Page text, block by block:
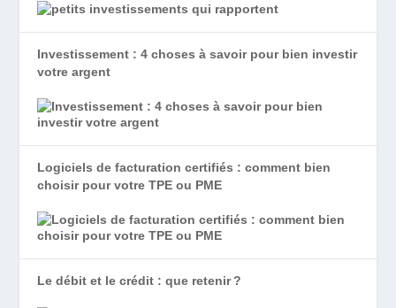
Investissement : 4 choses à savoir pour bien investir
votre argent
Logiciels de facturation certifiés : comment bien
choisir pour votre TPE ou PME
Le débit et le crédit : que retenir ?